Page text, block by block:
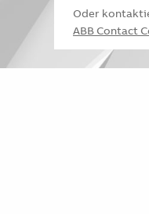
Oder
ABB Contact